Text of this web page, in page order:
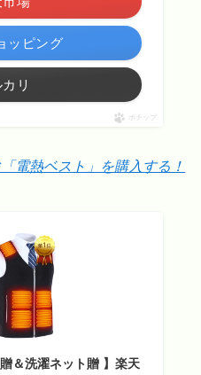
ッピング
リ
ポチップ
電熱ベスト」を購入する！
＆洗濯ネット贈 】楽天